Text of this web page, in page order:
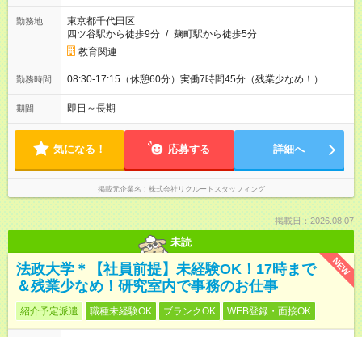
勤務地
東京都千代田区
四ツ谷駅から徒歩9分 / 麹町駅から徒歩5分
教育関連
勤務時間 08:30-17:15（休憩60分）実働7時間45分（残業少なめ！）
期間 即日～長期
気になる！ 応募する 詳細へ
掲載元企業名 株式会社リクルートスタッフィング
掲載日：2026.08.07
未読
NEW
法政大学＊【社員前提】未経験OK！17時まで
＆残業少なめ！研究室内で事務のお仕事
紹介予定派遣 職種未経験OK ブランクOK WEB登録・面接OK